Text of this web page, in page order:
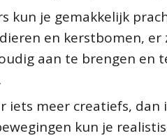
kun je gemakkelijk
en kerstbomen,
aan te brengen
iets meer creatiefs,
kun je